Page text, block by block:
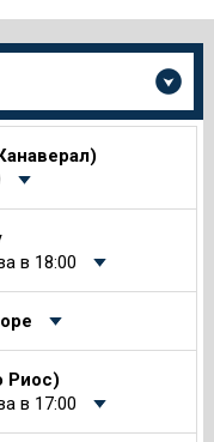
в 18:00
Риос)
в 17:00